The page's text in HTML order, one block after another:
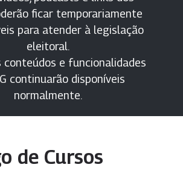
ficar temporariamente
para atender à legislação
eleitoral.
conteúdos e funcionalidades
continuarão disponíveis
normalmente.
de Cursos